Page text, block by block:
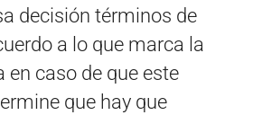
decisión términos de
a lo que marca la
en caso de que este
que hay que